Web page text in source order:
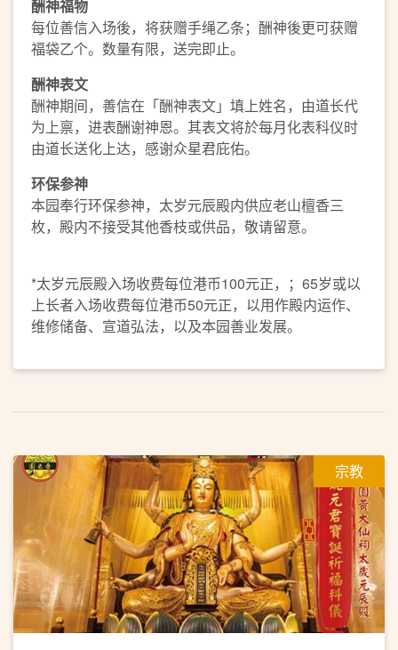
酬神福物
每位善信入场後，将获赠手绳乙条；酬神後更可获赠
福袋乙个。数量有限，送完即止。
酬神表文
酬神期间，善信在「酬神表文」填上姓名，由道长代
为上禀，进表酬谢神恩。其表文将於每月化表科仪时
由道长送化上达，感谢众星君庇佑。
环保参神
本园奉行环保参神，太岁元辰殿内供应老山檀香三
枚，殿内不接受其他香枝或供品，敬请留意。
*太岁元辰殿入场收费每位港币100元正，；65岁或以
上长者入场收费每位港币50元正，以用作殿内运作、
维修储备、宣道弘法，以及本园善业发展。
宗教